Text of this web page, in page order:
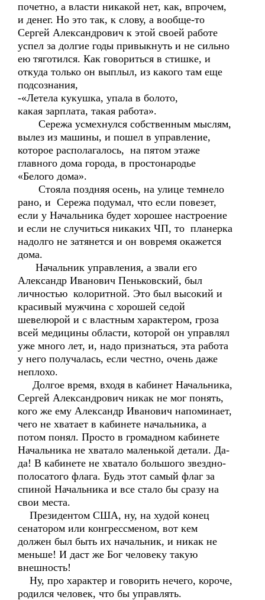
почетно, а власти никакой нет, как, впрочем,
и денег. Но это так, к слову, а вообще-то
Сергей Александрович к этой своей работе
успел за долгие годы привыкнуть и не сильно
ею тяготился. Как говориться в стишке, и
откуда только он выплыл, из какого там еще
подсознания,
-«Летела кукушка, упала в болото,
какая зарплата, такая работа».
Сережа усмехнулся собственным мыслям,
вылез из машины, и пошел в управление,
которое располагалось, на пятом этаже
главного дома города, в простонародье
«Белого дома».
Стояла поздняя осень, на улице темнело
рано, и Сережа подумал, что если повезет,
если у Начальника будет хорошее настроение
и если не случиться никаких ЧП, то планерка
надолго не затянется и он вовремя окажется
дома.
Начальник управления, а звали его
Александр Иванович Пеньковский, был
личностью колоритной. Это был высокий и
красивый мужчина с хорошей седой
шевелюрой и с властным характером, гроза
всей медицины области, которой он управлял
уже много лет, и, надо признаться, эта работа
у него получалась, если честно, очень даже
неплохо.
Долгое время, входя в кабинет Начальника,
Сергей Александрович никак не мог понять,
кого же ему Александр Иванович напоминает,
чего не хватает в кабинете начальника, а
потом понял. Просто в громадном кабинете
Начальника не хватало маленькой детали. Да-
да! В кабинете не хватало большого звездно-
полосатого флага. Будь этот самый флаг за
спиной Начальника и все стало бы сразу на
свои места.
Президентом США, ну, на худой конец
сенатором или конгрессменом, вот кем
должен был быть их начальник, и никак не
меньше! И даст же Бог человеку такую
внешность!
Ну, про характер и говорить нечего, короче,
родился человек, что бы управлять.